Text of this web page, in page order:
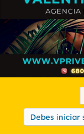
Debes iniciar